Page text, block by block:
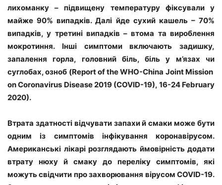
лихоманку – підвищену температуру фіксували у
майже 90% випадків. Далі йде сухий кашель – 70%
випадків, у третині випадків – втома та вироблення
мокротиння. Інші симптоми включають задишку,
запалення горла, головний біль, біль у м’язах чи
суглобах, озноб (Report of the WHO-China Joint Mission
on Coronavirus Disease 2019 (COVID-19), 16-24 February
2020).
Втрата здатності відчувати запахи й смаки може бути
одним із симптомів інфікування коронавірусом.
Американські лікарі розглядають ймовірність додати
втрату нюху й смаку до переліку симптомів, які
можуть свідчити про захворювання вірусом COVID-19.